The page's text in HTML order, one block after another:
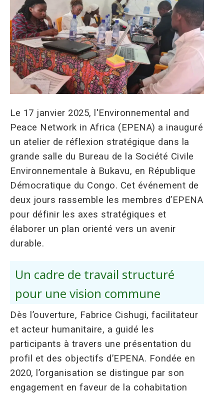
Le 17 janvier 2025, l'Environnemental and
Peace Network in Africa (EPENA) a inauguré
un atelier de réflexion stratégique dans la
grande salle du Bureau de la Société Civile
Environnementale à Bukavu, en République
Démocratique du Congo. Cet événement de
deux jours rassemble les membres d’EPENA
pour définir les axes stratégiques et
élaborer un plan orienté vers un avenir
durable.
Un cadre de travail structuré
pour une vision commune
Dès l’ouverture, Fabrice Cishugi, facilitateur
et acteur humanitaire, a guidé les
participants à travers une présentation du
profil et des objectifs d’EPENA. Fondée en
2020, l’organisation se distingue par son
engagement en faveur de la cohabitation